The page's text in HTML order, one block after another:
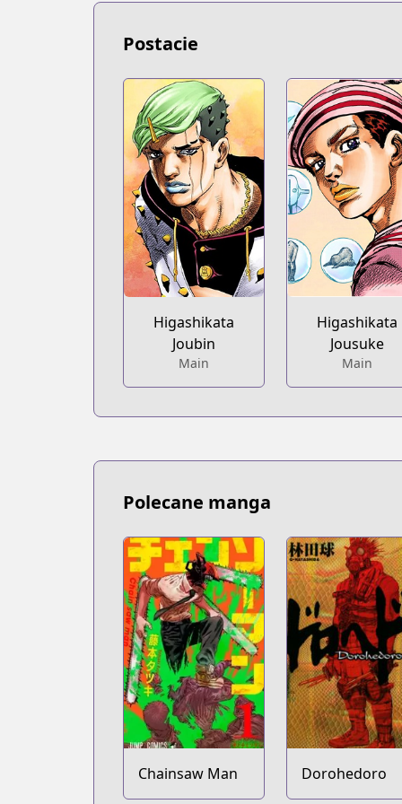
Postacie
Higashikata
Joubin
Main
Higashikata
Jousuke
Main
Polecane manga
Chainsaw Man Dorohedoro